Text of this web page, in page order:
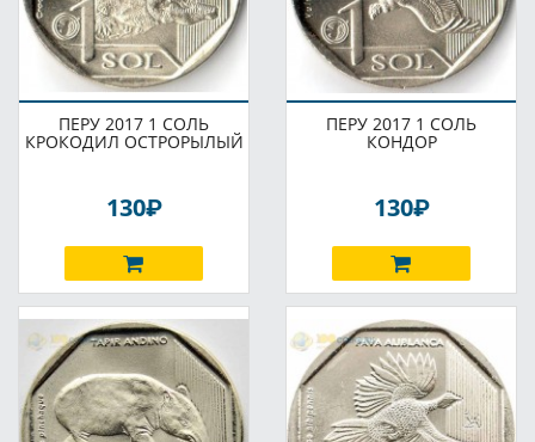
ПЕРУ 2017 1 СОЛЬ
КРОКОДИЛ ОСТРОРЫЛЫЙ
130P
ПЕРУ 2017 1 СОЛЬ
КОНДОР
130P